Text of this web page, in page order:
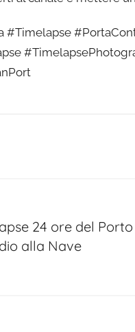
#Timelapse
24 ore del Porto
alla Nave